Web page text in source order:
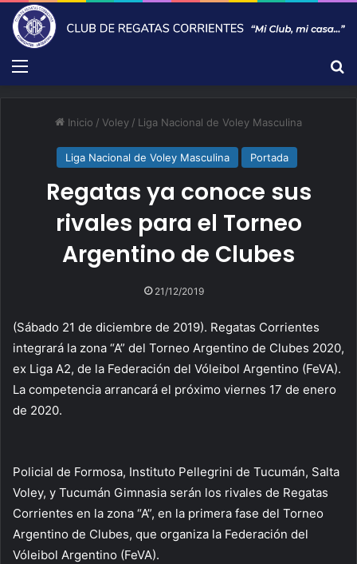
Menú
Inicio / Voley / Liga Nacional de Voley Masculina
Liga Nacional de Voley Masculina Portada
Regatas ya conoce sus
rivales para el Torneo
Argentino de Clubes
21/12/2019
(Sábado 21 de diciembre de 2019). Regatas Corrientes
integrará la zona “A” del Torneo Argentino de Clubes 2020,
ex Liga A2, de la Federación del Vóleibol Argentino (FeVA).
La competencia arrancará el próximo viernes 17 de enero
de 2020.
Policial de Formosa, Instituto Pellegrini de Tucumán, Salta
Voley, y Tucumán Gimnasia serán los rivales de Regatas
Corrientes en la zona “A”, en la primera fase del Torneo
Argentino de Clubes, que organiza la Federación del
Vóleibol Argentino (FeVA).